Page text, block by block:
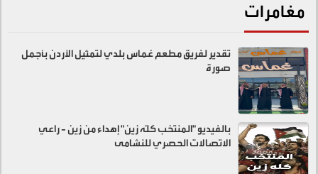
مغامرات
تقدير لفريق مطعم غماس بلدي لتمثيل الأردن بأجمل
صورة
بالفيديو "المنتخب كلّه زين" إهداء من زين - راعي
الاتصالات الحصري للنشامى